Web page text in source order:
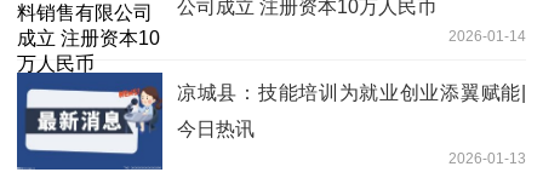
公司成立 注册资本10万人民币
2026-01-14
凉城县：技能培训为就业创业添翼赋能|
今日热讯
2026-01-13